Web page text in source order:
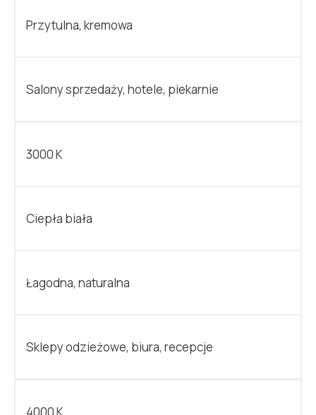
Przytulna, kremowa
Salony sprzedaży, hotele, piekarnie
3000 K
Ciepła biała
Łagodna, naturalna
Sklepy odzieżowe, biura, recepcje